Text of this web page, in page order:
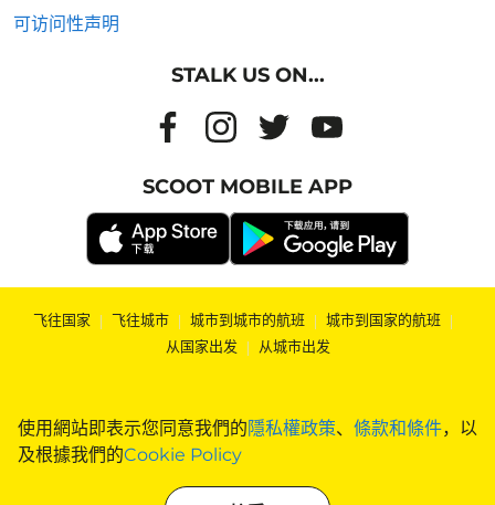
使用網站即表示您同意我們的隱私權政策、 條款和條件，以
及根據我們的Cookie Policy
可访问性声明
STALK US ON...
SCOOT MOBILE APP
飞往国家 | 飞往城市 | 城市到城市的航班 | 城市到国家的航班 |
从国家出发 | 从城市出发